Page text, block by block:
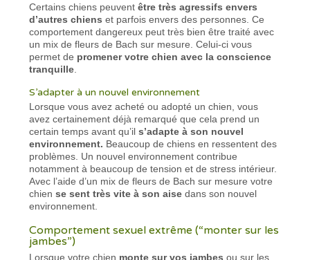
Certains chiens peuventêtre très agressifs envers
d’autres chienset parfois envers des personnes. Ce
comportement dangereux peut très bien être traité avec
un mix de fleurs de Bach sur mesure. Celui-ci vous
permet de promener votre chien avec la conscience
tranquille.
S’adapter à un nouvel environnement
Lorsque vous avez acheté ou adopté un chien, vous
avez certainement déjà remarqué que cela prend un
certain temps avant qu’ils’adapte à son nouvel
environnement. Beaucoup de chiens en ressentent des
problèmes. Un nouvel environnement contribue
notamment à beaucoup de tension et de stress intérieur.
Avec l’aide d’un mix de fleurs de Bach sur mesure votre
chiense sent très vite à son aise dans son nouvel
environnement.
Comportement sexuel extrême (“monter sur les
jambes”)
Lorsque votre chien monte sur vos jambes ou sur les